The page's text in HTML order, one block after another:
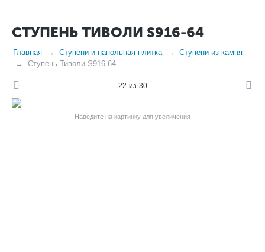
СТУПЕНЬ ТИВОЛИ S916-64
Главная Ступени и напольная плитка
Ступени из камня
Ступень Тиволи S916-64
22 из 30
Наведите на картинку для увеличения